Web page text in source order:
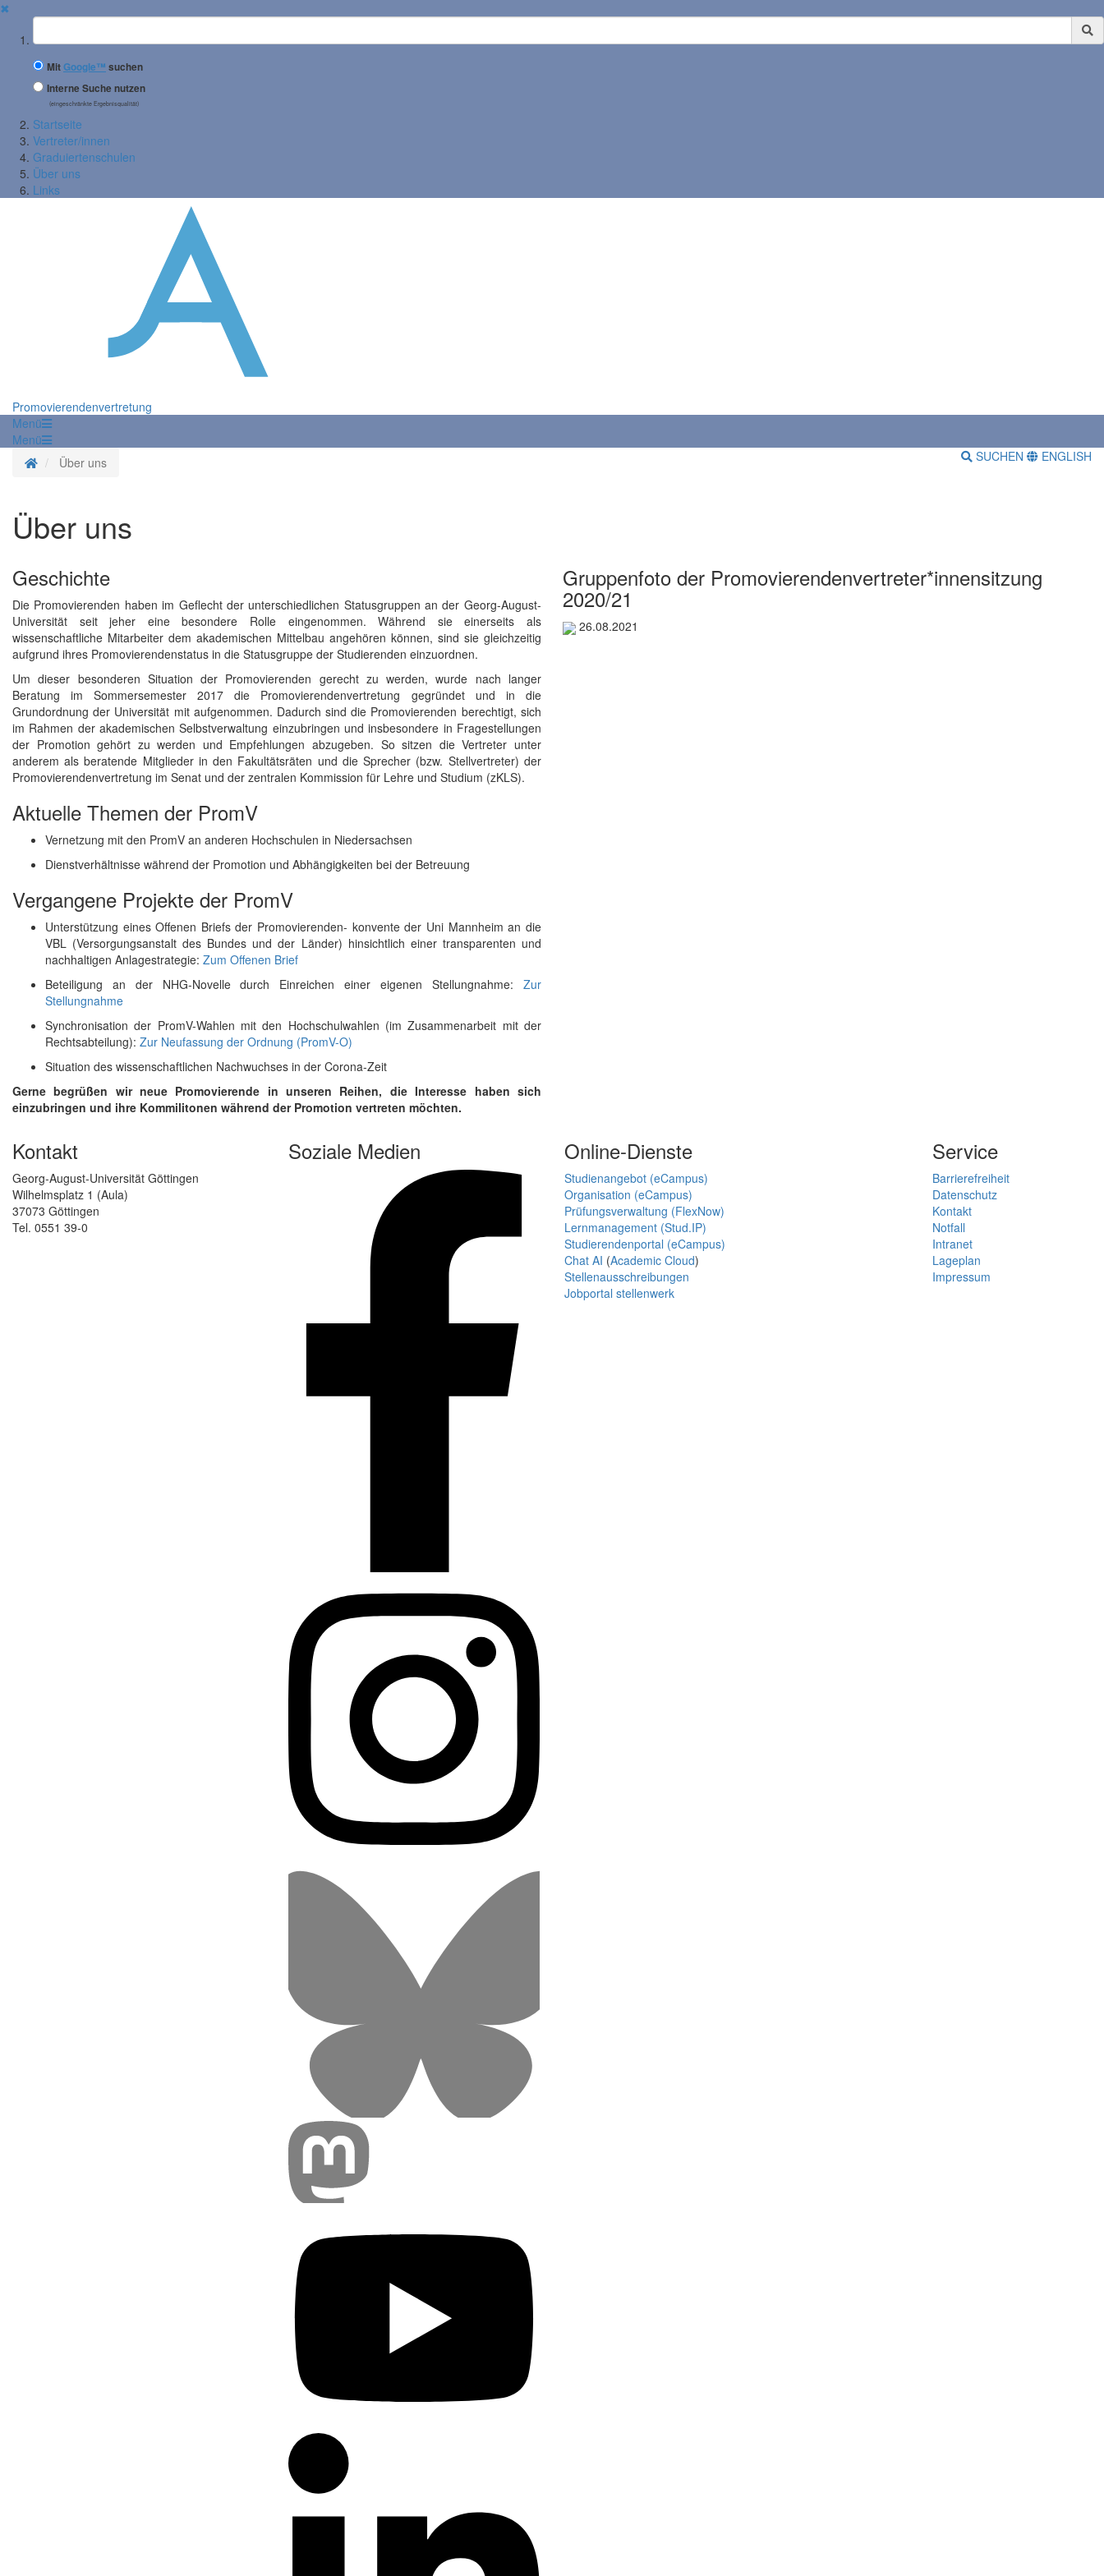
✖
Suchbegriff
MitGoogle™ suchen
Interne Suche nutzen
(eingeschränkte Ergebnisqualität)
Startseite
Vertreter/innen
Graduiertenschulen
Über uns
Links
Promovierendenvertretung
Menü
Menü
StartseiteÜber uns SUCHEN ENGLISH
Über uns
Geschichte
Die Promovierenden haben im Geflecht der unterschiedlichen Statusgruppen an der Georg-August-
Universität seit jeher eine besondere Rolle eingenommen. Während sie einerseits als
wissenschaftliche Mitarbeiter dem akademischen Mittelbau angehören können, sind sie gleichzeitig
aufgrund ihres Promovierendenstatus in die Statusgruppe der Studierenden einzuordnen.
Um dieser besonderen Situation der Promovierenden gerecht zu werden, wurde nach langer
Beratung im Sommersemester 2017 die Promovierendenvertretung gegründet und in die
Grundordnung der Universität mit aufgenommen. Dadurch sind die Promovierenden berechtigt, sich
im Rahmen der akademischen Selbstverwaltung einzubringen und insbesondere in Fragestellungen
der Promotion gehört zu werden und Empfehlungen abzugeben. So sitzen die Vertreter unter
anderem als beratende Mitglieder in den Fakultätsräten und die Sprecher (bzw. Stellvertreter) der
Promovierendenvertretung im Senat und der zentralen Kommission für Lehre und Studium (zKLS).
Aktuelle Themen der PromV
Vernetzung mit den PromV an anderen Hochschulen in Niedersachsen
Dienstverhältnisse während der Promotion und Abhängigkeiten bei der Betreuung
Vergangene Projekte der PromV
Unterstützung eines Offenen Briefs der Promovierenden- konvente der Uni Mannheim an die
VBL (Versorgungsanstalt des Bundes und der Länder) hinsichtlich einer transparenten und
nachhaltigen Anlagestrategie: Zum Offenen Brief
Beteiligung an der NHG-Novelle durch Einreichen einer eigenen Stellungnahme: Zur
Stellungnahme
Synchronisation der PromV-Wahlen mit den Hochschulwahlen (im Zusammenarbeit mit der
Rechtsabteilung): Zur Neufassung der Ordnung (PromV-O)
Situation des wissenschaftlichen Nachwuchses in der Corona-Zeit
Gerne begrüßen wir neue Promovierende in unseren Reihen, die Interesse haben sich
einzubringen und ihre Kommilitonen während der Promotion vertreten möchten.
Gruppenfoto der Promovierendenvertreter*innensitzung
2020/21
26.08.2021
Kontakt
Georg-August-Universität Göttingen
Wilhelmsplatz 1 (Aula)
37073 Göttingen
Tel. 0551 39-0
Soziale Medien Online-Dienste
Studienangebot (eCampus)
Organisation (eCampus)
Prüfungsverwaltung (FlexNow)
Lernmanagement (Stud.IP)
Studierendenportal (eCampus)
Chat AI (Academic Cloud)
Stellenausschreibungen
Jobportal stellenwerk
Service
Barrierefreiheit
Datenschutz
Kontakt
Notfall
Intranet
Lageplan
Impressum